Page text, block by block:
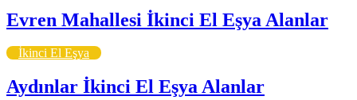
Evren Mahallesi İkinci El Eşya Alanlar
İkinci El Eşya
Aydınlar İkinci El Eşya Alanlar